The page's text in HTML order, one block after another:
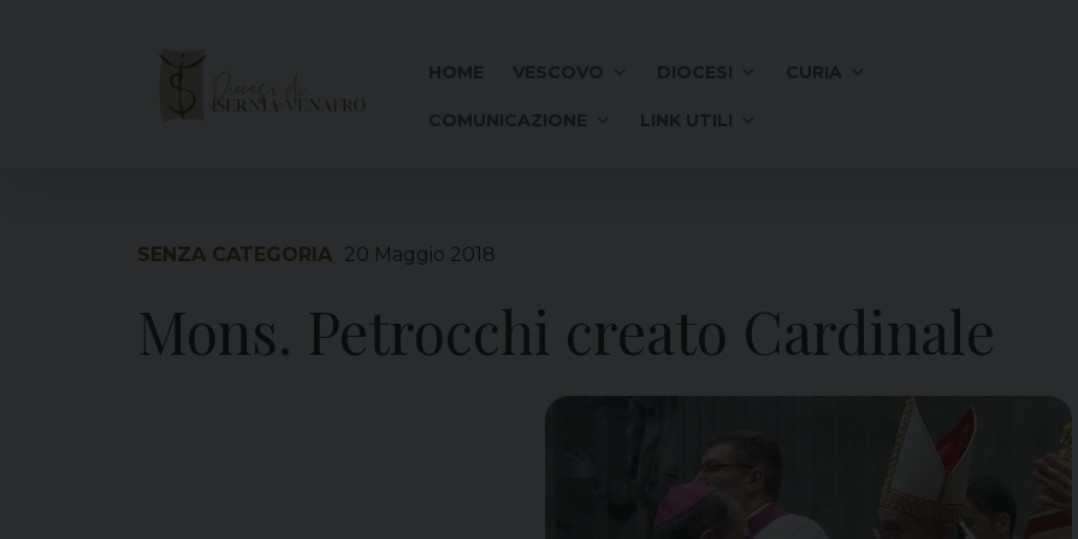
SENZA CATEGORIA 20 Maggio 2018
Mons. Petrocchi creato Cardinale